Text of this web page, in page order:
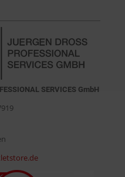
SERVICES GmbH